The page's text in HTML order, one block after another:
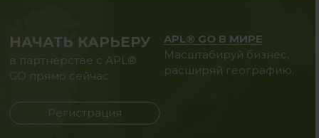
НАЧАТЬ КАРЬЕРУ
в партнерстве с APL®
GO прямо сейчас
Регистрация
APL® GO В МИРЕ
Масштабируй бизнес,
расширяй географию.